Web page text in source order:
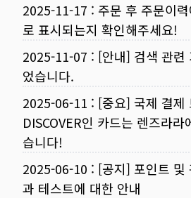
2025-11-17 : 주문 후 주문이
로 표시되는지 확인해주세요!
2025-11-07 : [안내] 검색 관련
었습니다.
2025-06-11 : [중요] 국제 결제
DISCOVER인 카드는 렌즈라
습니다!
2025-06-10 : [공지] 포인트 및
과 테스트에 대한 안내